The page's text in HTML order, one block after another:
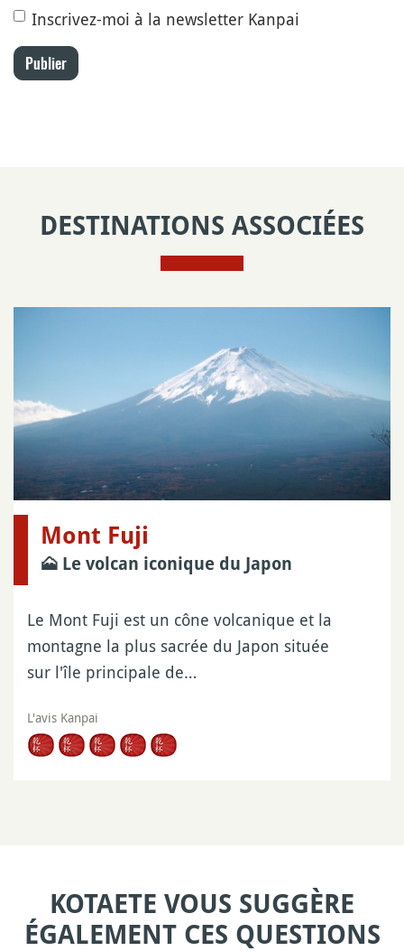
Inscrivez-moi à la newsletter Kanpai
Publier
DESTINATIONS ASSOCIÉES
Mont Fuji
🗻 Le volcan iconique du Japon
Le Mont Fuji est un cône volcanique et la
montagne la plus sacrée du Japon située
sur l'île principale de…
L'avis Kanpai
KOTAETE VOUS SUGGÈRE
ÉGALEMENT CES QUESTIONS